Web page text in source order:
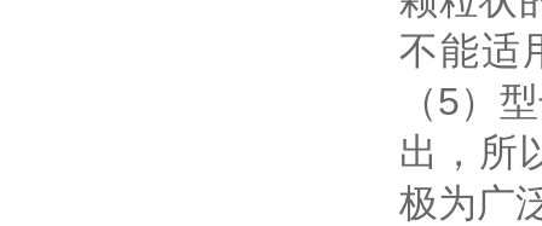
不能适
（5）
出，所
极为广